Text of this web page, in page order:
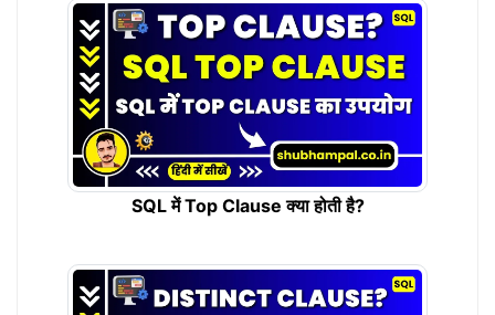
SQL में Top Clause क्या होती है?